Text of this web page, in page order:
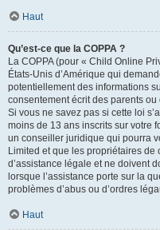
Haut
Qu’est-ce que la COPPA ?
La COPPA (pour « Child Online
États-Unis d’Amérique qui
potentiellement des informations
consentement écrit des parents
Si vous ne savez pas si cette loi
moins de 13 ans inscrits sur votre
un conseiller juridique qui pourra
Limited et que les propriétaires
d’assistance légale et ne doivent
lorsque l’assistance porte sur la
problèmes d’abus ou d’ordres
Haut